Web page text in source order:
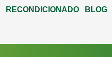
RECONDICIONADO BLOG